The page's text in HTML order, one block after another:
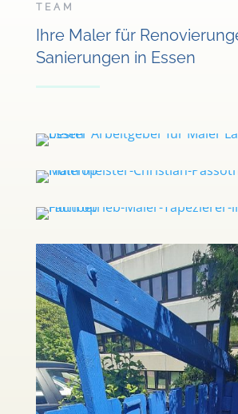
TEAM
Ihre Maler für
Sanierungen in Essen